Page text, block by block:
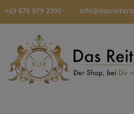
+43 676 979 2390